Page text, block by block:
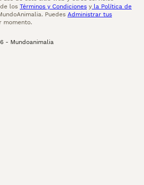
los Términos y Condiciones y la Política de
Puedes Administrar tus
momento.
- Mundoanimalia